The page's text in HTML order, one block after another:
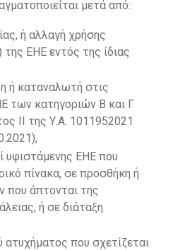
μετά από:
ή αλλαγή χρήσης
της ΕΗΕ εντός της ίδιας
ή καταναλωτή στις
των κατηγοριών Β και Γ
ΙΙ της Υ.Α. 1011952021
υφιστάμενης ΕΗΕ που
πίνακα, σε προσθήκη ή
που άπτονται της
ή σε διάταξη
που σχετίζεται